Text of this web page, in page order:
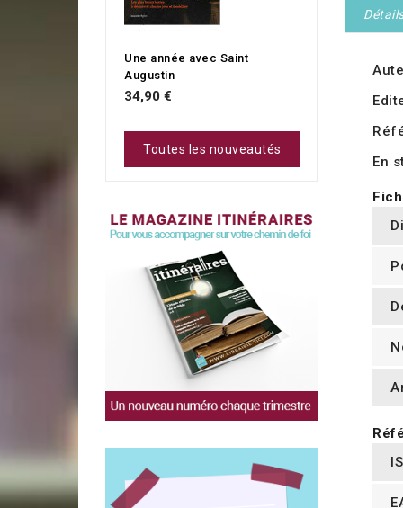
En
Une année avec Saint
Augustin
34,90 €
Toutes les nouveautés